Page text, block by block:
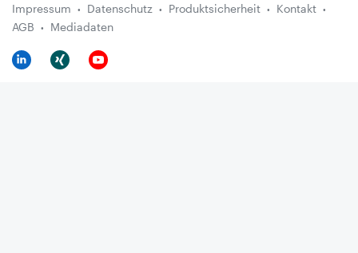
Impressum
Datenschutz Produktsicherheit
Kontakt
AGB
Mediadaten